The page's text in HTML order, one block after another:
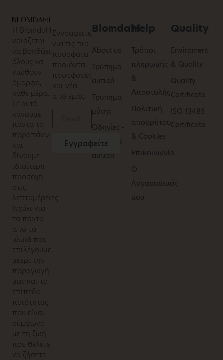
Η Blomdahl
νοιάζεται
να βοηθάει
όλους να
νιώθουν
όμορφα,
κάθε μέρα.
Γι’ αυτό
κάνουμε
πάντα το
παραπάνω
και
δίνουμε
ιδιαίτερη
προσοχή
στις
λεπτομέρειες.
Ισχύει για
τα πάντα –
από τα
υλικά που
επιλέγουμε,
μέχρι την
παραγωγή
μας και το
επίπεδο
ποιότητας
που είναι
σύμφωνο
με τη ζωή
που θέλετε
να ζήσετε.
Blomdahl
About us
Τρύπημα
αυτιού
Τρύπημα
μύτης
Οδηγίες -
τρύπημα
αυτιού
Help
Τρόποι
πληρωμής
&
Αποστολής
Πολιτική
απορρήτου
& Cookies
Επικοινωνία
O
Λογαριασμός
μου
Quality
Enviroment
& Quality
Quality
Certificate
ISO 13485
Certificate
Εγγραφείτε,
για τις πιο
πρόσφατα
προϊόντα,
προσφορές
και νέα
από εμάς.
Εγγραφείτε